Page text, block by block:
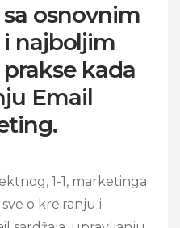
osnovnim
najboljim
kada
Email
1-1, marketinga
o kreiranju i